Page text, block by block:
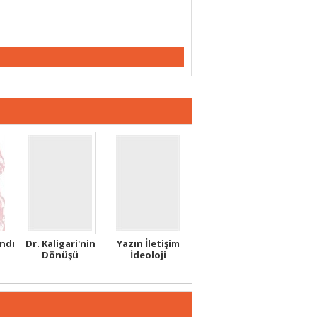
Dr. Kaligari'nin
Dönüşü
Yazın İletişim
İdeoloji